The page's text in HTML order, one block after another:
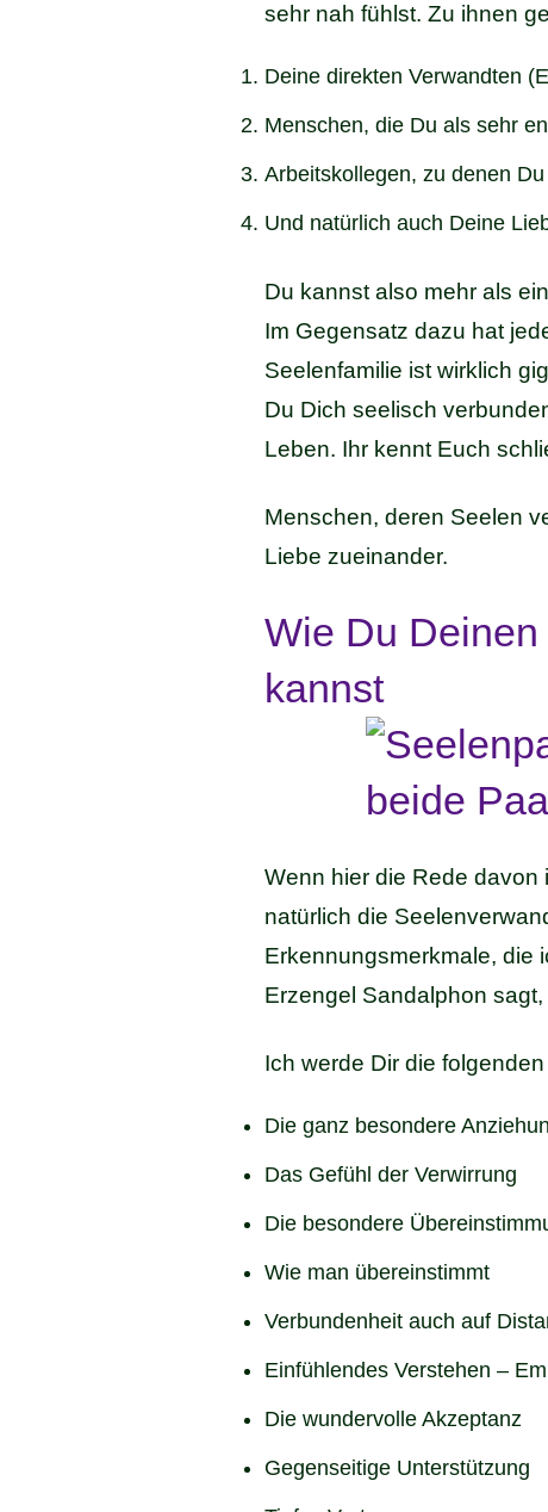
sehr nah fühlst. Zu ihnen
Deine direkten Verwandten
Menschen, die Du als sehr
Arbeitskollegen, zu denen
Und natürlich auch Deine
Du kannst also mehr als
Im Gegensatz dazu hat
Seelenfamilie ist wirklich
Du Dich seelisch
Leben. Ihr kennt Euch
Menschen, deren Seelen
Liebe zueinander.
Wie Du
kannst
Wenn hier die Rede davon
natürlich die
Erkennungsmerkmale, die
Erzengel Sandalphon
Ich werde Dir die
Die ganz besondere
Das Gefühl der Verwirrung
Die besondere
Wie man übereinstimmt
Verbundenheit auch auf
Einfühlendes Verstehen –
Die wundervolle Akzeptanz
Gegenseitige Unterstützung